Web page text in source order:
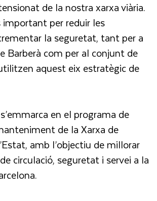
de la nostra xarxa viària.
important per reduir les
la seguretat, tant per a
Barberà com per al conjunt de
aquest eix estratègic de
en el programa de
de la Xarxa de
amb l’objectiu de millorar
circulació, seguretat i servei a la